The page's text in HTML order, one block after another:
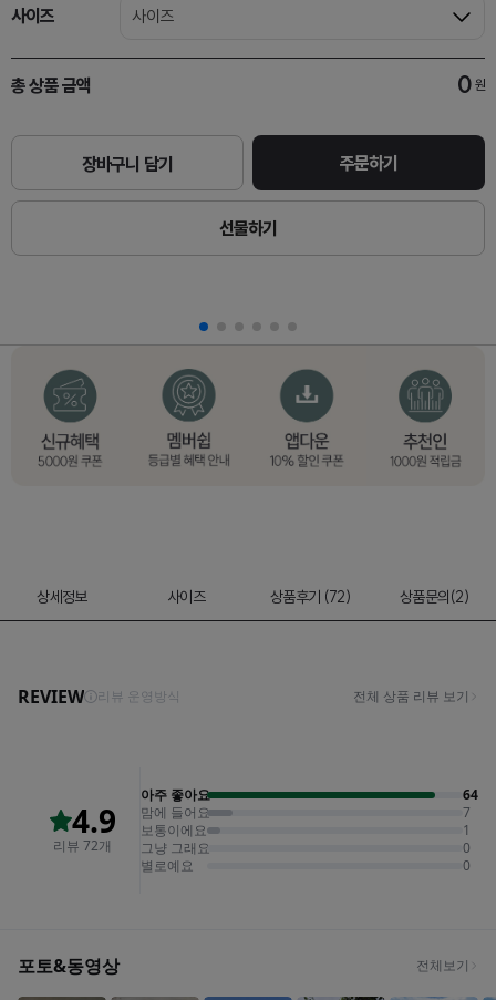
사이즈 사이즈
총 상품 금액 0 원
장바구니 담기 주문하기
선물하기
상세정보 사이즈 상품후기 (72) 상품문의(2)